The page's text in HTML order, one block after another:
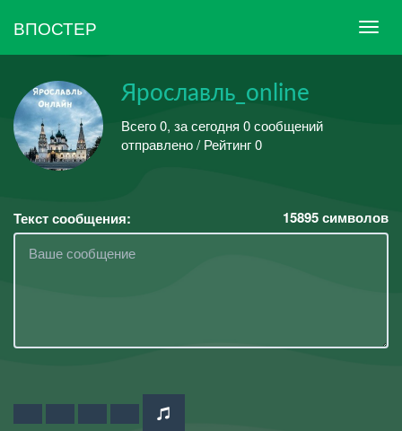
ВПОСТЕР
Ярославль_online
Всего 0, за сегодня 0 сообщений
отправлено / Рейтинг 0
Текст сообщения: 15895символов